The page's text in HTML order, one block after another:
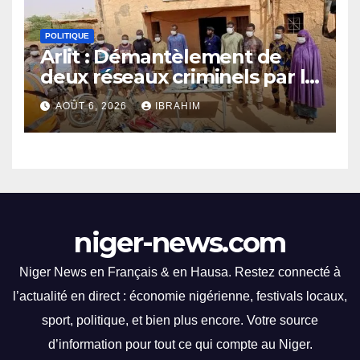
la FENISEQ, qui a organisé un
événement ponctué de
compétitions captivantes.
Les spectateurs ont été
éblouis par des
performances
impressionnantes et des
POLITIQUE
Arlit : Démantèlement de
deux réseaux criminels par la
police d’Akokan
AOÛT 6, 2026 IBRAHIM
niger-news.com
Niger News en Français & en Hausa. Restez connecté à
l’actualité en direct : économie nigérienne, festivals locaux,
sport, politique, et bien plus encore. Votre source
d’information pour tout ce qui compte au Niger.